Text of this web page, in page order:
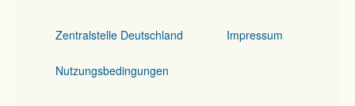
Zentralstelle Deutschland Impressum
Nutzungsbedingungen